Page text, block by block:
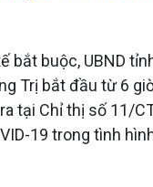
buộc, UBND
Trị bắt đầu từ 6
tại Chỉ thị số 11/
19 trong tình